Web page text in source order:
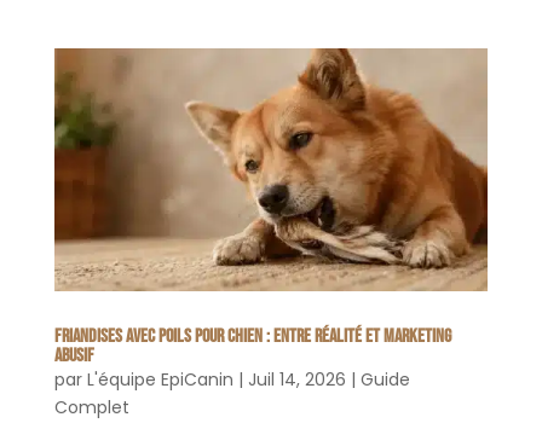
Friandises avec poils pour chien : entre réalité et marketing
abusif
par L'équipe EpiCanin | Juil 14, 2026 | Guide
Complet